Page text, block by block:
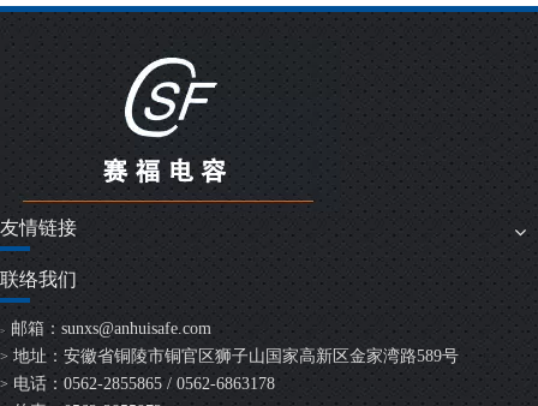
友情链接
联络我们
> 邮箱： sunxs@anhuisafe.com
> 地址：安徽省铜陵市铜官区狮子山国家高新区金家湾路589号
> 电话：0562-2855865 / 0562-6863178